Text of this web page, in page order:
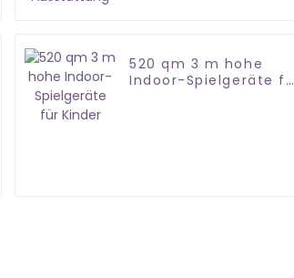
520 qm 3 m hohe
Indoor-Spielgeräte für